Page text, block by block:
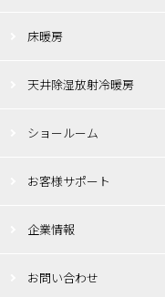
床暖房
天井除湿放射冷暖房
ショールーム
お客様サポート
企業情報
お問い合わせ